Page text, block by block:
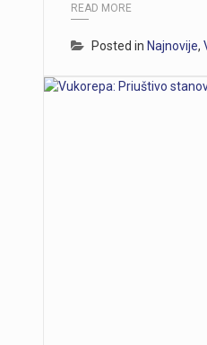
READ MORE
Posted in Najnovije,